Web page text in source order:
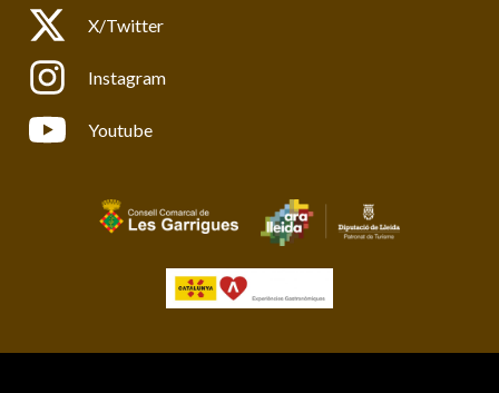
X/Twitter
Instagram
Youtube